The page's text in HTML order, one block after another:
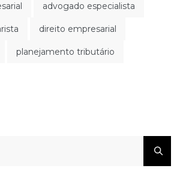
advogado especialista
direito empresarial
planejamento tributário